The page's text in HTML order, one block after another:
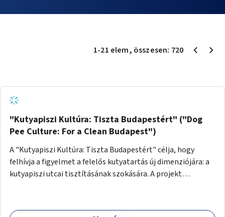
1-21 elem, összesen: 720
"Kutyapiszi Kultúra: Tiszta Budapestért" ("Dog
Pee Culture: For a Clean Budapest")
A "Kutyapiszi Kultúra: Tiszta Budapestért" célja, hogy
felhívja a figyelmet a felelős kutyatartás új dimenziójára: a
kutyapiszi utcai tisztításának szokására. A projekt
palack vízzel öblítsék le azt, ezzel hozzájárulva a tiszta,